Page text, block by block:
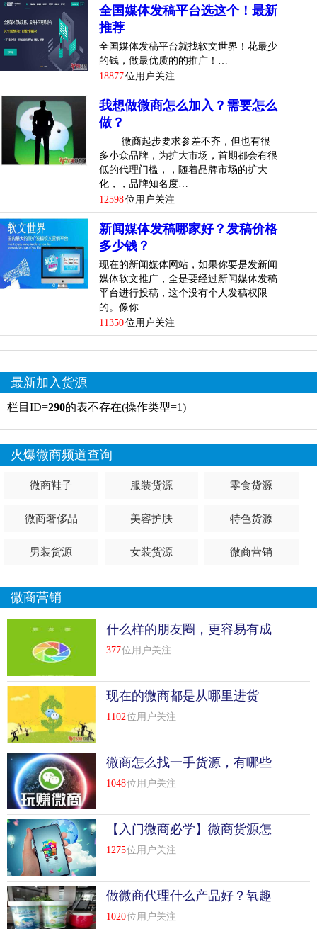
全国媒体发稿平台选这个！最新
推荐
全国媒体发稿平台就找软文世界！花最少
的钱，做最优质的的推广！…
18877位用户关注
我想做微商怎么加入？需要怎么
做？
微商起步要求参差不齐，但也有很
多小众品牌，为扩大市场，首期都会有很
低的代理门槛，，随着品牌市场的扩大
化，，品牌知名度…
12598位用户关注
新闻媒体发稿哪家好？发稿价格
多少钱？
现在的新闻媒体网站，如果你要是发新闻
媒体软文推广，全是要经过新闻媒体发稿
平台进行投稿，这个没有个人发稿权限
的。像你…
11350位用户关注
最新加入货源
栏目ID=290的表不存在(操作类型=1)
火爆微商频道查询
微商鞋子 服装货源 零食货源
微商奢侈品 美容护肤 特色货源
男装货源 女装货源 微商营销
微商营销
什么样的朋友圈，更容易有成
交可能？
377位用户关注
现在的微商都是从哪里进货
的？
1102位用户关注
微商怎么找一手货源，有哪些
渠道?
1048位用户关注
【入门微商必学】微商货源怎
么来的，哪里找的货源
1275位用户关注
做微商代理什么产品好？氧趣
活氧应用产品怎么样？
1020位用户关注